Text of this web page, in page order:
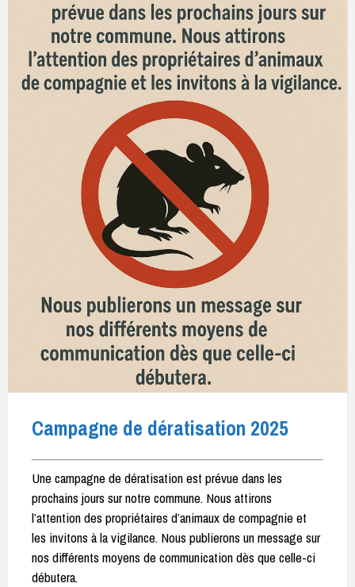
Campagne de dératisation 2025
Une campagne de dératisation est prévue dans les
prochains jours sur notre commune. Nous attirons
l’attention des propriétaires d’animaux de compagnie et
les invitons à la vigilance. Nous publierons un message sur
nos différents moyens de communication dès que celle-ci
débutera.